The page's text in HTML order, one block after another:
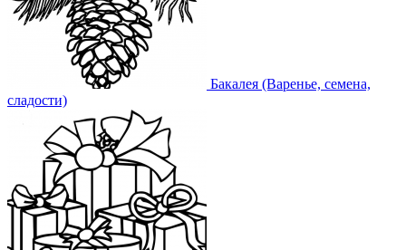
Бакалея (Варенье, семена,
сладости)